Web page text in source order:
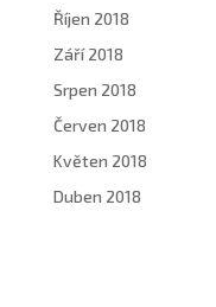
Říjen 2018
Září 2018
Srpen 2018
Červen 2018
Květen 2018
Duben 2018